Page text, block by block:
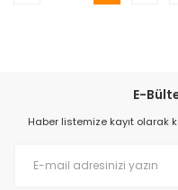
E-
Haber listemize kayıt